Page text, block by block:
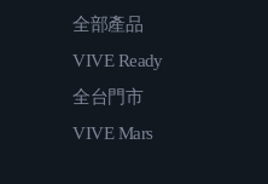
全部產品
VIVE Ready
全台門市
VIVE Mars